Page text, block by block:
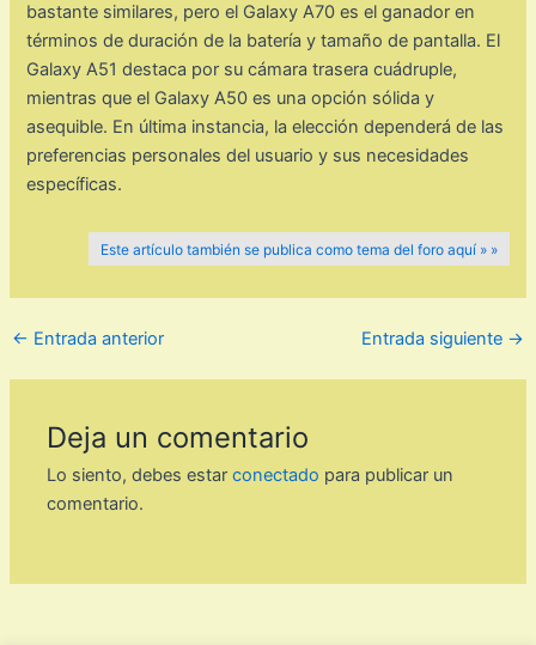
bastante similares, pero el Galaxy A70 es el ganador en
términos de duración de la batería y tamaño de pantalla. El
Galaxy A51 destaca por su cámara trasera cuádruple,
mientras que el Galaxy A50 es una opción sólida y
asequible. En última instancia, la elección dependerá de las
preferencias personales del usuario y sus necesidades
específicas.
Este artículo también se publica como tema del foro aquí » »
← Entrada anterior Entrada siguiente →
Deja un comentario
Lo siento, debes estarconectado para publicar un
comentario.